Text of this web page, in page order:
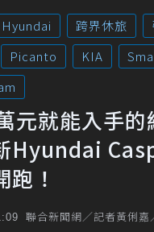
Hyundai 跨界休旅
Picanto KIA
元就能入手的
跑！
聯合新聞網／記者黃俐嘉